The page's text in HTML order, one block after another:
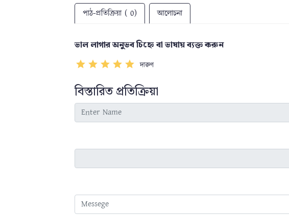
পাঠ-প্রতিক্রিয়া ( 0) আলোচনা
ভাল লাগার অনুভব চিহ্নে বা ভাষায় ব্যক্ত করুন
দারুণ
বিস্তারিত প্রতিক্রিয়া